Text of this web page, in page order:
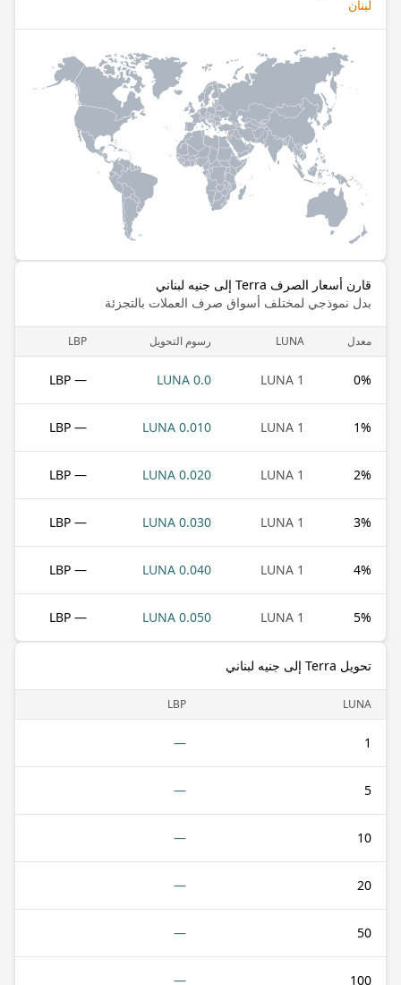
لبنان
قارن أسعار الصرف Terra إلى جنيه لبناني
بدل نموذجي لمختلف أسواق صرف العملات بالتجزئة
معدل LUNA رسوم التحويل LBP
0%
1 LUNA
0.0 LUNA
— LBP
1%
1 LUNA
0.010 LUNA
— LBP
2%
1 LUNA
0.020 LUNA
— LBP
3%
1 LUNA
0.030 LUNA
— LBP
4%
1 LUNA
0.040 LUNA
— LBP
5%
1 LUNA
0.050 LUNA
— LBP
تحويل Terra إلى جنيه لبناني
LUNA
LBP
1
—
5
—
10
—
20
—
50
—
100
—